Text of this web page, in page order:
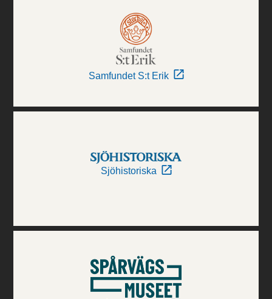
Samfundet S:t Erik
Sjöhistoriska